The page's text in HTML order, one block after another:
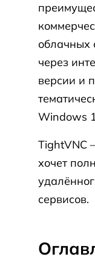
облачных
через
версии и
Windows
TightVNC
хочет
сервисов.